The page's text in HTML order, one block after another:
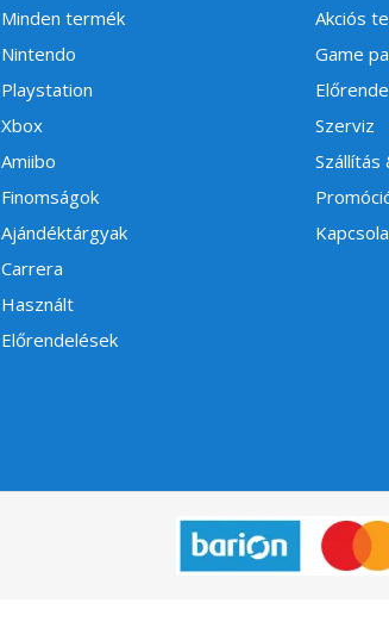
Minden termék
Nintendo
Playstation
Xbox
Amiibo
Finomságok
Ajándéktárgyak
Carrera
Használt
Előrendelések
Akciós
Game
Szerviz
Szállítás